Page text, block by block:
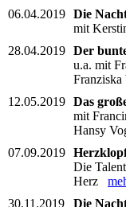
06.04.2019 Die
mit
28.04.2019 Der
u.a. mit
Franziska
12.05.2019 Das
mit
Hansy
07.09.2019
Die
Herz
30.11.2019
Die